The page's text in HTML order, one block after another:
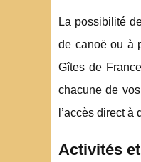
La possibilité
de canoë ou à
Gîtes de
chacune de
l’accès direct
Activités